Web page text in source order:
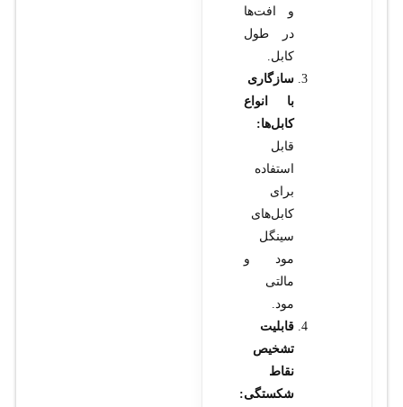
و افت‌ها
در طول
کابل.
سازگاری
با انواع
کابل‌ها:
قابل
استفاده
برای
کابل‌های
سینگل
مود و
مالتی
مود.
قابلیت
تشخیص
نقاط
شکستگی: